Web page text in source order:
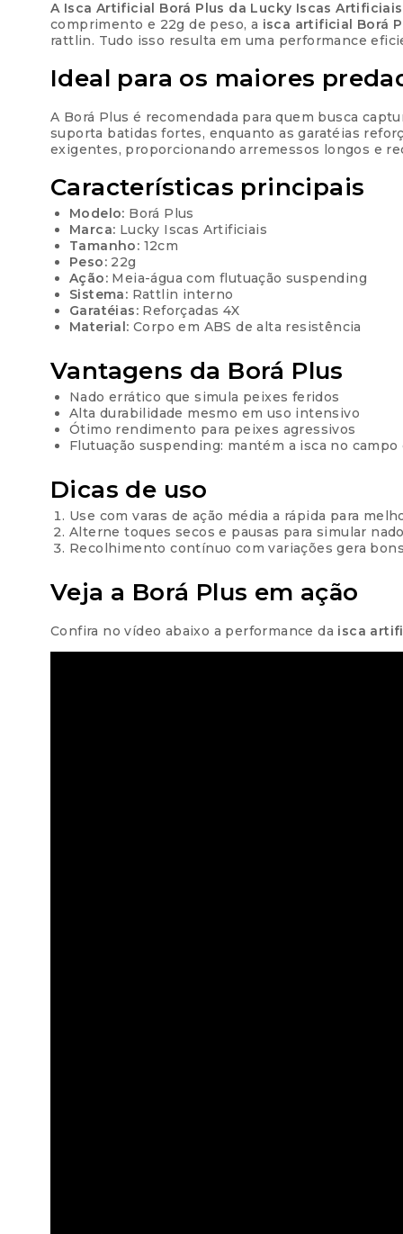
A Isca Artificial Borá Plus da Lucky Iscas Artificiais
comprimento e 22g de peso, a isca artificial Borá
rattlin. Tudo isso resulta em uma performance
Ideal para os maiores
A Borá Plus é recomendada para quem busca
suporta batidas fortes, enquanto as garatéias
exigentes, proporcionando arremessos longos e
Características principais
Modelo: Borá Plus
Marca: Lucky Iscas Artificiais
Tamanho: 12cm
Peso: 22g
Ação: Meia-água com flutuação suspending
Sistema: Rattlin interno
Garatéias: Reforçadas 4X
Material: Corpo em ABS de alta resistência
Vantagens da Borá Plus
Nado errático que simula peixes feridos
Alta durabilidade mesmo em uso intensivo
Ótimo rendimento para peixes agressivos
Flutuação suspending: mantém a isca no
Dicas de uso
Use com varas de ação média a rápida para
Alterne toques secos e pausas para simular
Recolhimento contínuo com variações gera
Veja a Borá Plus em ação
Confira no vídeo abaixo a performance da isca